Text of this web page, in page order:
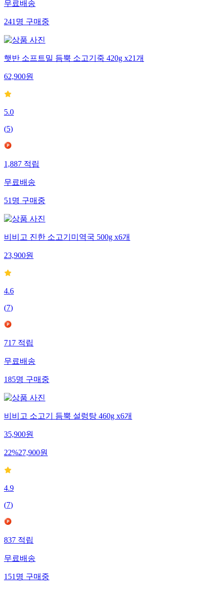
무료배송
241명구매중
햇반 소프트밀 듬뿍 소고기죽 420g x21개
62,900원
5.0
(5)
1,887적립
무료배송
51명구매중
비비고 진한 소고기미역국 500g x6개
23,900원
4.6
(7)
717적립
무료배송
185명구매중
비비고 소고기 듬뿍 설렁탕 460g x6개
35,900원
22%27,900원
4.9
(7)
837적립
무료배송
151명구매중